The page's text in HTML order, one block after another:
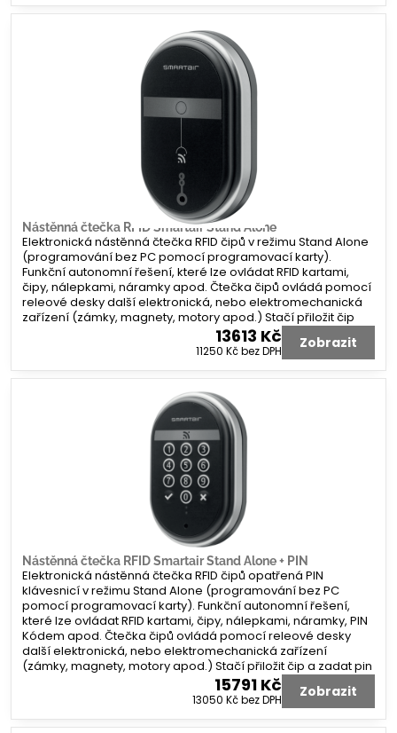
Nástěnná čtečka RFID Smartair Stand Alone
Elektronická nástěnná čtečka RFID čipů v režimu Stand Alone
(programování bez PC pomocí programovací karty).
Funkční autonomní řešení, které lze ovládat RFID kartami,
čipy, nálepkami, náramky apod. Čtečka čipů ovládá pomocí
releové desky další elektronická, nebo elektromechanická
zařízení (zámky, magnety, motory apod.) Stačí přiložit čip
13613 Kč
11250 Kčbez DPH Zobrazit
Nástěnná čtečka RFID Smartair Stand Alone + PIN
Elektronická nástěnná čtečka RFID čipů opatřená PIN
klávesnicí v režimu Stand Alone (programování bez PC
pomocí programovací karty). Funkční autonomní řešení,
které lze ovládat RFID kartami, čipy, nálepkami, náramky, PIN
Kódem apod. Čtečka čipů ovládá pomocí releové desky
další elektronická, nebo elektromechanická zařízení
(zámky, magnety, motory apod.) Stačí přiložit čip a zadat pin
15791 Kč
13050 Kčbez DPH Zobrazit